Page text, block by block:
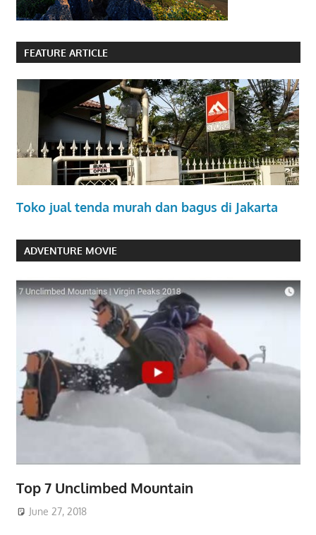
FEATURE ARTICLE
Toko jual tenda murah dan bagus di Jakarta
ADVENTURE MOVIE
Top 7 Unclimbed Mountain
June 27, 2018